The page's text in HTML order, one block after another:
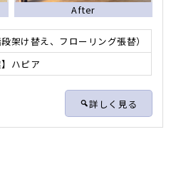
After
架け替え、フローリング張替）
ハピア
詳しく見る